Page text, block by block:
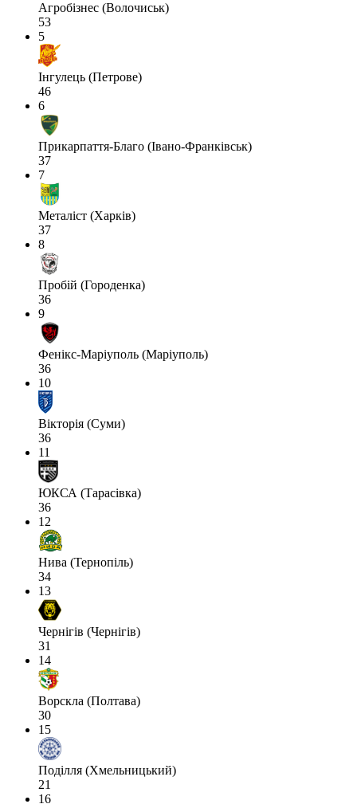
Агробізнес (Волочиськ)
53
5
Інгулець (Петрове)
46
6
Прикарпаття-Благо (Івано-Франківськ)
37
7
Металіст (Харків)
37
8
Пробій (Городенка)
36
9
Фенікс-Маріуполь (Маріуполь)
36
10
Вікторія (Суми)
36
11
ЮКСА (Тарасівка)
36
12
Нива (Тернопіль)
34
13
Чернігів (Чернігів)
31
14
Ворскла (Полтава)
30
15
Поділля (Хмельницький)
21
16